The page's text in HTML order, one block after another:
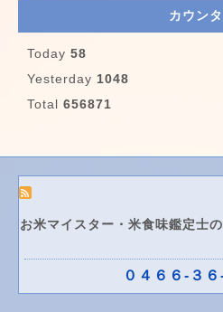
カウン
Today 58
Yesterday 1048
Total 656871
お米マイスター・米食味鑑定士
０４６６-３